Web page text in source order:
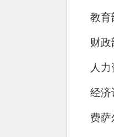
教育
财政
人力
经济
费萨